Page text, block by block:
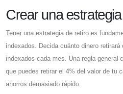
Crear una
Tener una estrategia de retiro es
indexados. Decida cuánto dinero
indexados cada mes. Una regla general
que puedes retirar el 4% del valor de tu
ahorros demasiado rápido.